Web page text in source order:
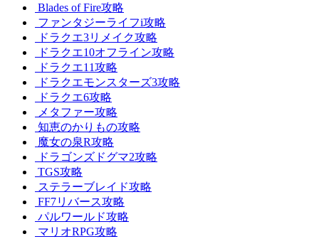
Blades of Fire攻略
ファンタジーライフi攻略
ドラクエ3リメイク攻略
ドラクエ10オフライン攻略
ドラクエ11攻略
ドラクエモンスターズ3攻略
ドラクエ6攻略
メタファー攻略
知恵のかりもの攻略
魔女の泉R攻略
ドラゴンズドグマ2攻略
TGS攻略
ステラーブレイド攻略
FF7リバース攻略
パルワールド攻略
マリオRPG攻略